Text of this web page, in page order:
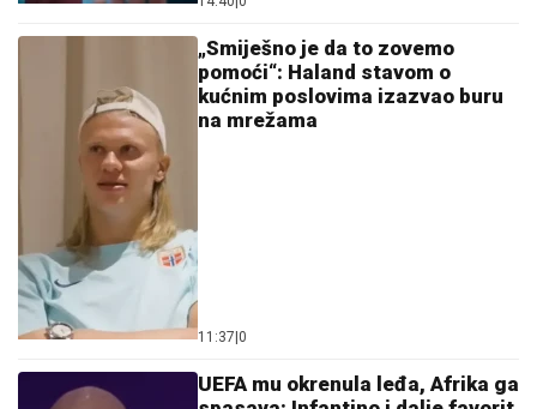
„Smiješno je da to zovemo
pomoći“: Haland stavom o
kućnim poslovima izazvao buru
na mrežama
11:37 0
UEFA mu okrenula leđa, Afrika ga